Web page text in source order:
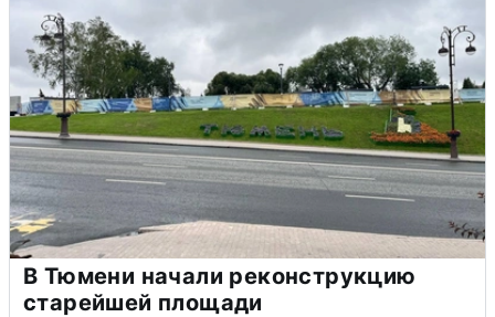
В Тюмени начали реконструкцию
старейшей площади